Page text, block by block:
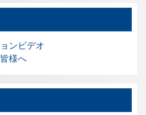
ンビデオ
様へ